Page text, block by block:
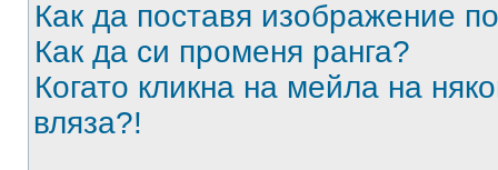
Как да поставя изображение
Как да си променя ранга?
Когато кликна на мейла на
вляза?!